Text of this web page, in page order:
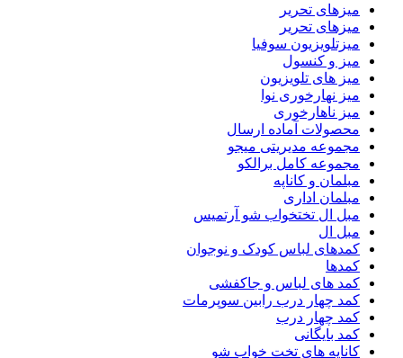
میزهای تحریر
میزهای تحریر
میزتلویزیون سوفیا
میز و کنسول
میز های تلویزیون
میز نهارخوری نوا
میز ناهارخوری
محصولات آماده ارسال
مجموعه مدیریتی میجو
مجموعه کامل برالکو
مبلمان و کاناپه
مبلمان اداری
مبل ال تختخواب شو آرتمیس
مبل ال
کمدهای لباس کودک و نوجوان
کمدها
کمد های لباس و جاکفشی
کمد چهار درب رابین سوپرمات
کمد چهار درب
کمد بایگانی
کاناپه های تخت خواب شو